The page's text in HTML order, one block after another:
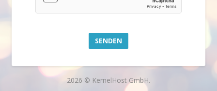
SENDEN
2026 © KernelHost GmbH.